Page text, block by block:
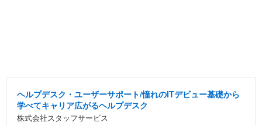
ヘルプデスク・ユーザーサポート/憧れのITデビュー基礎から
学べてキャリア広がるヘルプデスク
株式会社スタッフサービス